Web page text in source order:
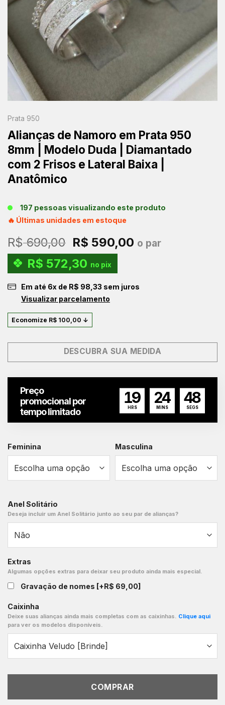
Prata 950
Alianças de Namoro em Prata 950
8mm | Modelo Duda | Diamantado
com 2 Frisos e Lateral Baixa |
Anatômico
197 pessoas visualizando este produto
🔥 Últimas unidades em estoque
R$690,00 O
preço
original
era:
R$ 690,00.
R$ 590,00 O
R$ 590,00.
o par
R$ 572,30 no pix
Em até 6x de R$ 98,33 sem juros
Visualizar parcelamento
Economize R$ 100,00 ↓
DESCUBRA SUA MEDIDA
Preço
promocional por
tempo limitado
19
HRS
24
MINS
47
SEGS
Feminina Masculina
Anel Solitário
Deseja incluir um Anel Solitário junto ao seu par de alianças?
Extras
Algumas opções extras para deixar seu produto ainda mais especial.
Gravação de nomes [+R$ 69,00]
Caixinha
Deixe suas alianças ainda mais completas com as caixinhas. Clique aqui
para ver os modelos disponíveis.
COMPRAR